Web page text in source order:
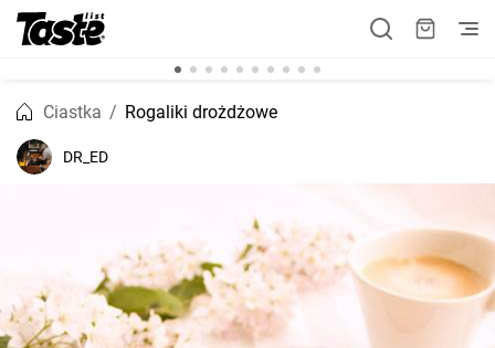
Ciastka Rogaliki drożdżowe
DR_ED